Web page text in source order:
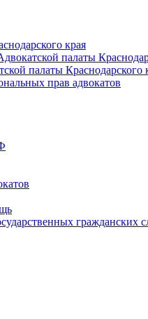
края
палаты
палаты Краснодарского
прав адвокатов
гражданских